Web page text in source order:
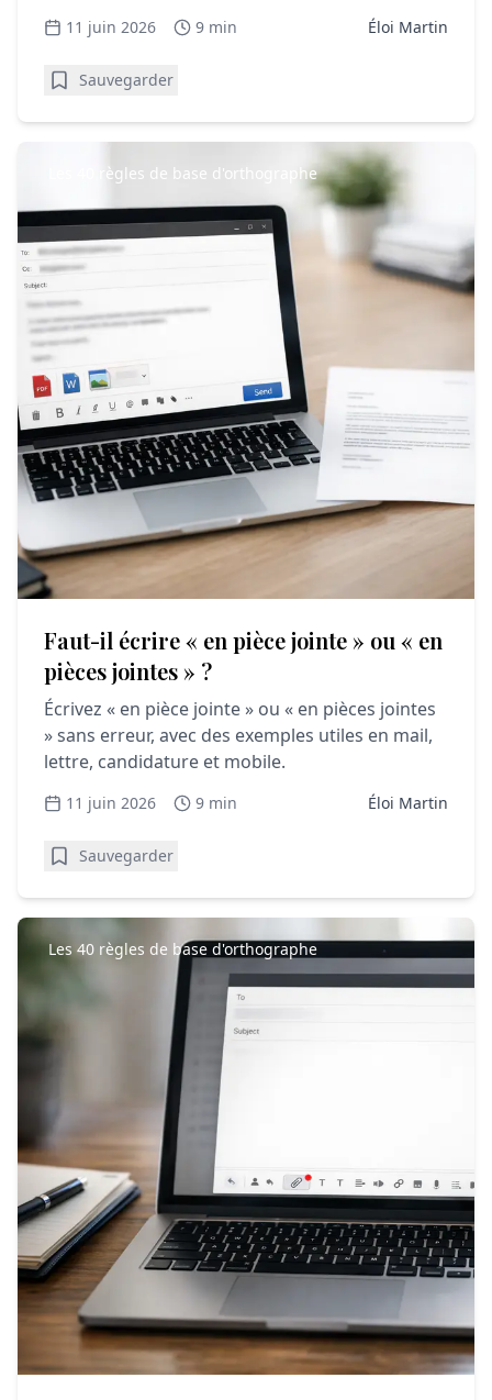
11 juin 2026 9 min Éloi Martin
Sauvegarder
Les 40 règles de base d'orthographe
Faut-il écrire « en pièce jointe » ou « en
pièces jointes » ?
Écrivez « en pièce jointe » ou « en pièces jointes
» sans erreur, avec des exemples utiles en mail,
lettre, candidature et mobile.
11 juin 2026 9 min Éloi Martin
Sauvegarder
Les 40 règles de base d'orthographe